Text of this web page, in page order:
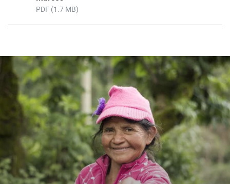
PDF (1.7 MB)